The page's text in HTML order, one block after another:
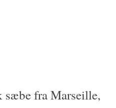
sæbe fra Marseille,